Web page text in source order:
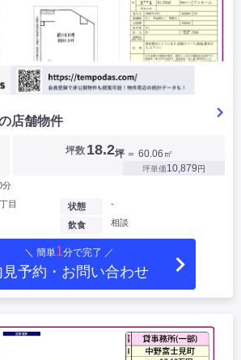
店舗物件
坪数 18.2坪 ＝ 60.06㎡
坪単価10,879円
分
目 状態 -
飲食 相談
＼ 簡単1分で完了 ／
見予約・お問い合わせ